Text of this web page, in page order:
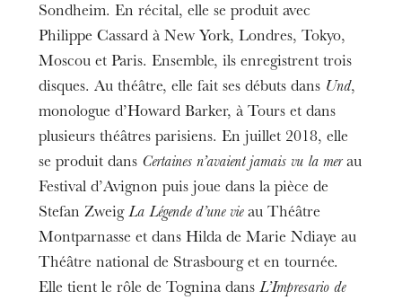
Sondheim. En récital, elle se produit avec
Philippe Cassard à New York, Londres, Tokyo,
Moscou et Paris. Ensemble, ils enregistrent trois
disques. Au théâtre, elle fait ses débuts dans Und,
monologue d’Howard Barker, à Tours et dans
plusieurs théâtres parisiens. En juillet 2018, elle
se produit dans Certaines n’avaient jamais vu la merau
Festival d’Avignon puis joue dans la pièce de
Stefan ZweigLa Légende d’une vieau Théâtre
Montparnasse et dans Hilda de Marie Ndiaye au
Théâtre national de Strasbourg et en tournée.
Elle tient le rôle de Tognina dansL’Impresario de